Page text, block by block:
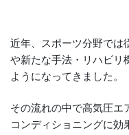
近年、スポーツ分野では
や新たな手法・リハビリ
ようになってきました。
その流れの中で高気圧エ
コンディショニングに効